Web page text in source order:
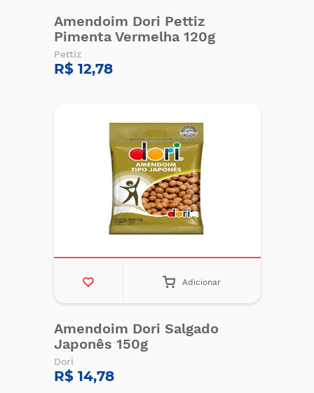
Amendoim Dori Pettiz
Pimenta Vermelha 120g
Pettiz
R$ 12,78
Adicionar
Amendoim Dori Salgado
Japonês 150g
Dori
R$ 14,78